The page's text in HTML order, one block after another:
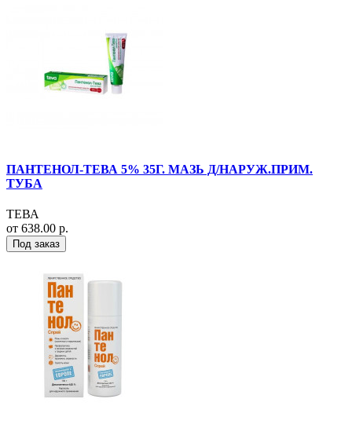
ПАНТЕНОЛ-ТЕВА 5% 35Г. МАЗЬ Д/НАРУЖ.ПРИМ.
ТУБА
ТЕВА
от 638.00 р.
Под заказ